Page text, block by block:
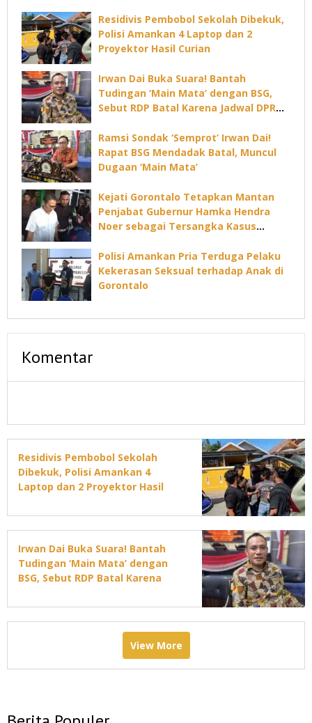
Residivis Pembobol Sekolah Dibekuk,
Polisi Amankan 4 Laptop dan 2
Proyektor Hasil Curian
Irwan Dai Buka Suara! Bantah
Tudingan ‘Main Mata’ dengan BSG,
Sebut RDP Batal Karena Jadwal DPRD
Ramsi Sondak ‘Semprot’ Irwan Dai!
Rapat BSG Mendadak Batal, Muncul
Dugaan ‘Main Mata’
Kejati Gorontalo Tetapkan Mantan
Penjabat Gubernur Hamka Hendra
Noer sebagai Tersangka Kasus
Polisi Amankan Pria Terduga Pelaku
Kekerasan Seksual terhadap Anak di
Gorontalo
Komentar
Residivis Pembobol Sekolah
Dibekuk, Polisi Amankan 4
Laptop dan 2 Proyektor Hasil
Irwan Dai Buka Suara! Bantah
Tudingan ‘Main Mata’ dengan
BSG, Sebut RDP Batal Karena
View More